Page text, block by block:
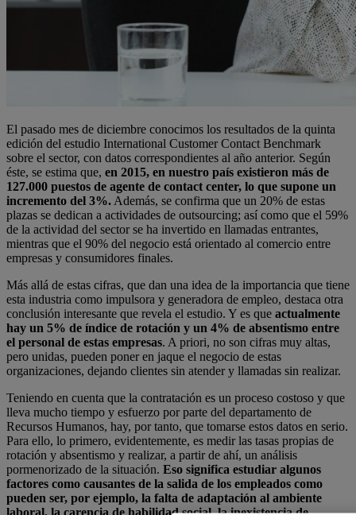
El pasado mes de diciembre conocimos los resultados de la quinta
edición del estudio International Customer Contact Benchmark
sobre el sector, con datos correspondientes al año anterior. Según
éste, se estima que, en 2015, en nuestro país existieron más de
127.000 puestos de agente de contact center, lo que supone un
incremento del 3%. Además, se confirma que un 20% de estas
plazas se dedican a actividades de outsourcing; así como que el 59%
de la actividad del sector se ha invertido en llamadas entrantes,
mientras que el 90% del negocio está orientado al comercio entre
empresas y consumidores finales.
Más allá de estas cifras, que dan una idea de la importancia que tiene
esta industria como impulsora y generadora de empleo, destaca otra
conclusión interesante que revela el estudio. Y es que actualmente
hay un 5% de índice de rotación y un 4% de absentismo entre
el personal de estas empresas. A priori, no son cifras muy altas,
pero unidas, pueden poner en jaque el negocio de estas
organizaciones, dejando clientes sin atender y llamadas sin realizar.
Teniendo en cuenta que la contratación es un proceso costoso y que
lleva mucho tiempo y esfuerzo por parte del departamento de
Recursos Humanos, hay, por tanto, que tomarse estos datos en serio.
Para ello, lo primero, evidentemente, es medir las tasas propias de
rotación y absentismo y realizar, a partir de ahí, un análisis
pormenorizado de la situación. Eso significa estudiar algunos
factores como causantes de la salida de los empleados como
pueden ser, por ejemplo, la falta de adaptación al ambiente